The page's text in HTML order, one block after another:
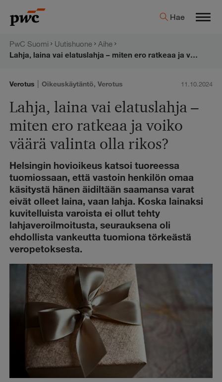
sisältöön
PwC:n
Hae
PwC Suomi Uutishuone
Aihe
Lahja, laina vai elatuslahja – miten ero ratkeaa ja voiko väärä valinta olla rikos?
Verotus | Oikeuskäytäntö,Verotus 11.10.2024
Lahja, laina vai elatuslahja –
miten ero ratkeaa ja voiko
väärä valinta olla rikos?
Helsingin hovioikeus katsoi tuoreessa
tuomiossaan, että vastoin henkilön omaa
käsitystä hänen äidiltään saamansa varat
eivät olleet laina, vaan lahja. Koska lainaksi
kuvitelluista varoista ei ollut tehty
lahjaveroilmoitusta, seurauksena oli
ehdollista vankeutta tuomiona törkeästä
veropetoksesta.